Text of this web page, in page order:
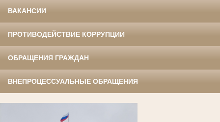
ВАКАНСИИ
ПРОТИВОДЕЙСТВИЕ КОРРУПЦИИ
ОБРАЩЕНИЯ ГРАЖДАН
ВНЕПРОЦЕССУАЛЬНЫЕ ОБРАЩЕНИЯ